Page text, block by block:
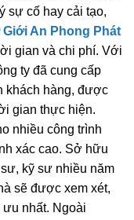
sự cố hay cải tạo,
Giới An Phong Phát
gian và chi phí. Với
ty đã cung cấp
khách hàng, được
gian thực hiện.
nhiều công trình
xác cao. Sở hữu
kỹ sư nhiều năm
sẽ được xem xét,
nhất. Ngoài